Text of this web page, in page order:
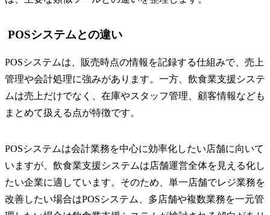
POSシステムとの違い
POSシステムは、販売時点の情報を記録する仕組みで、売上
管理や会計処理に強みがあります。一方、飲食業支援システ
ムは売上だけでなく、在庫やスタッフ管理、顧客情報なども
まとめて扱える点が特徴です。
POSシステムは会計業務を中心に効率化したい店舗に向いて
いますが、飲食業支援システムは店舗運営全体を見える化し
たい企業に適しています。そのため、単一店舗でレジ業務を
改善したい場合はPOSシステム、多店舗や複数業務を一元管